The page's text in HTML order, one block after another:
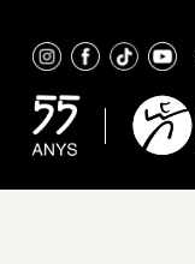
content